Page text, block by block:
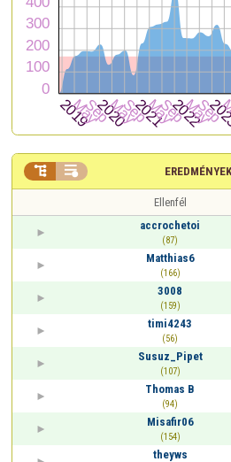
EREDMÉNYEK
 
Ellenfél
accrochetoi
(87)
Matthias6
(166)
3008
(159)
timi4243
(56)
Susuz_Pipet
(107)
Thomas B
(94)
Misafir06
(154)
theyws